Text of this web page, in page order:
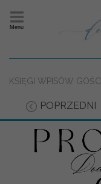
Menu
KSIĘGI WPISÓW GOŚCI
POPRZEDNI